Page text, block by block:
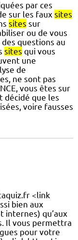
par ces
sur les faux sites
sites sur
ou de vous
des questions au
sites qui vous
une
de
ne sont pas
vous êtes sur
décidé que les
voire fausses
<link
bien aux
qu’aux
Il vous permettra
pour votre